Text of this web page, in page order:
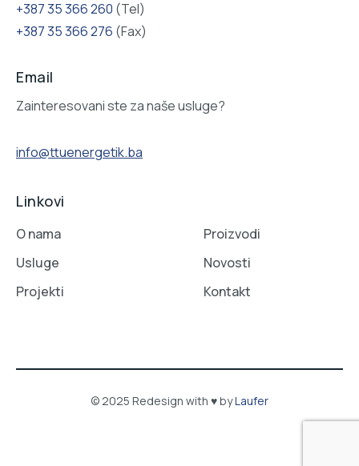
+387 35 366 260 (Tel)
+387 35 366 276 (Fax)
Email
Zainteresovani ste za naše usluge?
info@ttuenergetik.ba
Linkovi
O nama
Usluge
Projekti
Proizvodi
Novosti
Kontakt
© 2025 Redesign with ♥ byLaufer